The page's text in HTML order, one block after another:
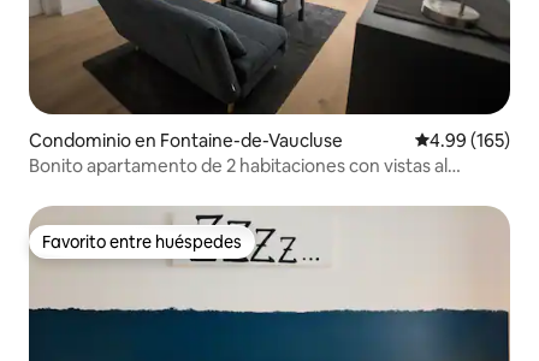
Condominio en Fontaine-de-Vaucluse Calificación
4.99 (165)
Bonito apartamento de 2 habitaciones con vistas al
Favorito entre huéspedes
Favorito entre huéspedes